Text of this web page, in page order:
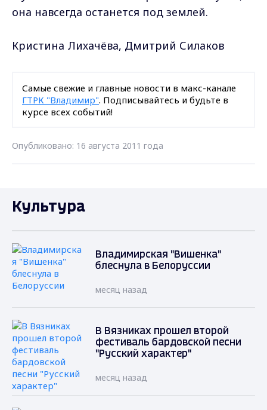
она навсегда останется под землей.
Кристина Лихачёва, Дмитрий Силаков
Самые свежие и главные новости в макс-канале
ГТРК "Владимир". Подписывайтесь и будьте в
курсе всех событий!
Опубликовано: 16 августа 2011 года
Культура
Владимирская "Вишенка"
блеснула в Белоруссии
месяц назад
В Вязниках прошел второй
фестиваль бардовской песни
"Русский характер"
месяц назад